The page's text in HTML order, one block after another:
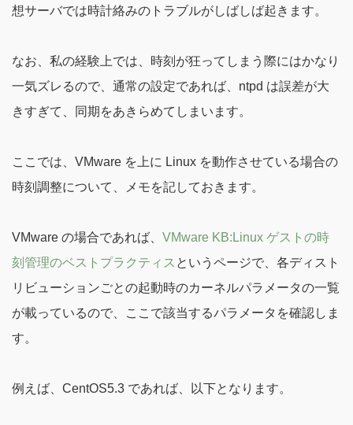
想サーバでは時計絡みのトラブルがしばしば起きます。
なお、私の経験上では、時刻が狂ってしまう際にはかなり
一気ズレるので、通常の設定であれば、ntpd は誤差が大
きすぎて、同期をあきらめてしまいます。
ここでは、VMware を上に Linux を動作させている場合の
時刻調整について、メモを記しておきます。
VMware の場合であれば、 VMware KB:Linux ゲストの時
刻管理のベストプラクティス というページで、各ディスト
リビューションごとの起動時のカーネルパラメータの一覧
が載っているので、ここで該当するパラメータを確認しま
す。
例えば、CentOS5.3 であれば、以下となります。